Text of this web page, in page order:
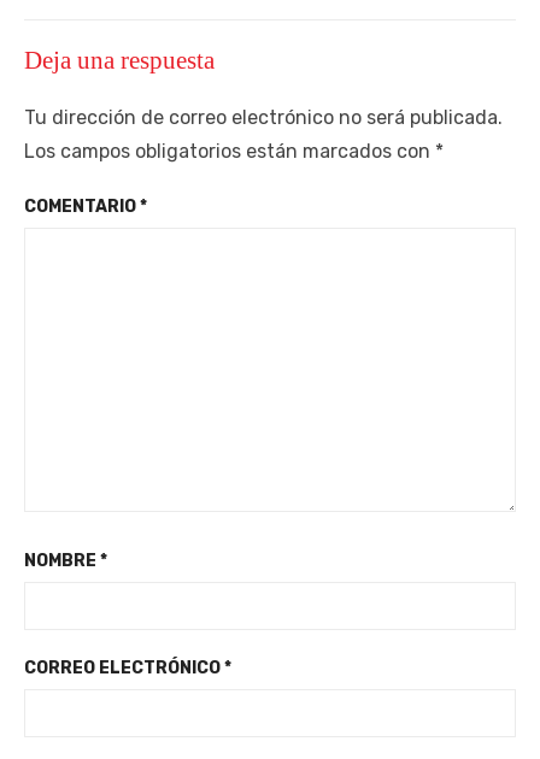
Deja una respuesta
Tu dirección de correo electrónico no será publicada.
Los campos obligatorios están marcados con *
COMENTARIO*
NOMBRE *
CORREO ELECTRÓNICO*